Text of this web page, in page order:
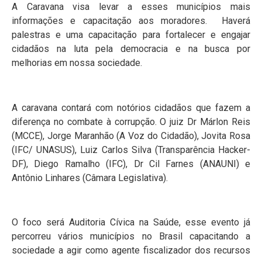
A Caravana visa levar a esses municípios mais
informações e capacitação aos moradores. Haverá
palestras e uma capacitação para fortalecer e engajar
cidadãos na luta pela democracia e na busca por
melhorias em nossa sociedade.
A caravana contará com notórios cidadãos que fazem a
diferença no combate à corrupção. O juiz Dr Márlon Reis
(MCCE), Jorge Maranhão (A Voz do Cidadão), Jovita Rosa
(IFC/ UNASUS), Luiz Carlos Silva (Transparência Hacker-
DF), Diego Ramalho (IFC), Dr Cil Farnes (ANAUNI) e
Antônio Linhares (Câmara Legislativa).
O foco será Auditoria Cívica na Saúde, esse evento já
percorreu vários municípios no Brasil capacitando a
sociedade a agir como agente fiscalizador dos recursos